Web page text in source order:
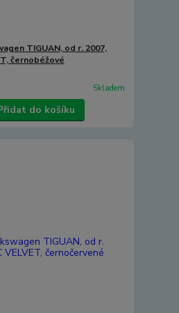
TIGUAN, od r. 2007,
černobéžové
Skladem
do košíku